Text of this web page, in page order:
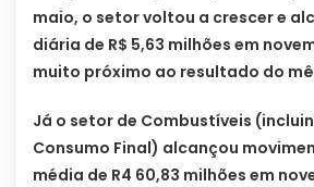
maio, o setor voltou a crescer e
diária de R$ 5,63 milhões em
muito próximo ao resultado do
Já o setor de Combustíveis
Consumo Final) alcançou
média de R4 60,83 milhões em